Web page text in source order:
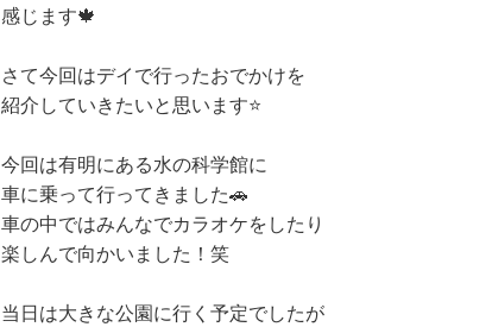
感じます🍁
さて今回はデイで行ったおでかけを
紹介していきたいと思います⭐️
今回は有明にある水の科学館に
車に乗って行ってきました🚗
車の中ではみんなでカラオケをしたり
楽しんで向かいました！笑
当日は大きな公園に行く予定でしたが